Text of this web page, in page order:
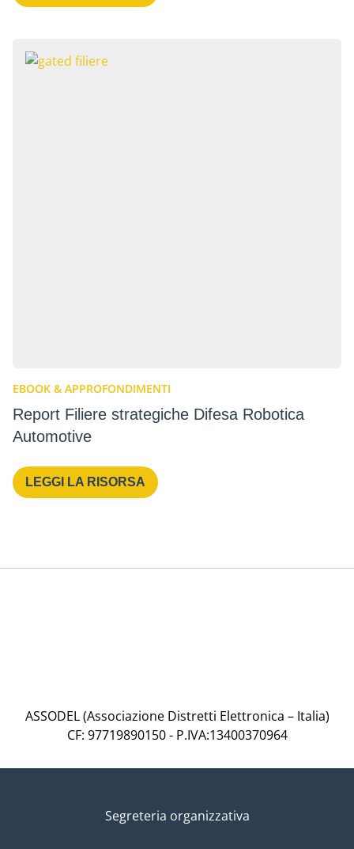
EBOOK & APPROFONDIMENTI
Report Filiere strategiche Difesa Robotica
Automotive
LEGGI LA RISORSA
ASSODEL (Associazione Distretti Elettronica – Italia)
CF: 97719890150 - P.IVA:13400370964
Segreteria organizzativa